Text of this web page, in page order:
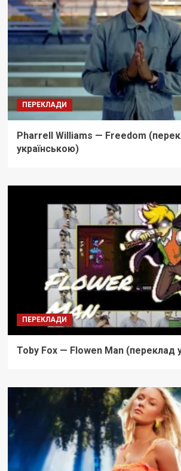
ПЕРЕКЛАДИ
Pharrell Williams — Freedom
українською)
ПЕРЕКЛАДИ
Toby Fox — Flowen Man (переклад